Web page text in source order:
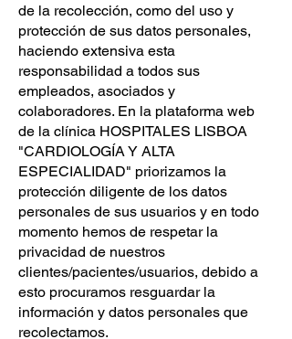
de la recolección, como del uso y
protección de sus datos personales,
haciendo extensiva esta
responsabilidad a todos sus
empleados, asociados y
colaboradores. En la plataforma web
de la clínica HOSPITALES LISBOA
"CARDIOLOGÍA Y ALTA
ESPECIALIDAD" priorizamos la
protección diligente de los datos
personales de sus usuarios y en todo
momento hemos de respetar la
privacidad de nuestros
clientes/pacientes/usuarios, debido a
esto procuramos resguardar la
información y datos personales que
recolectamos.